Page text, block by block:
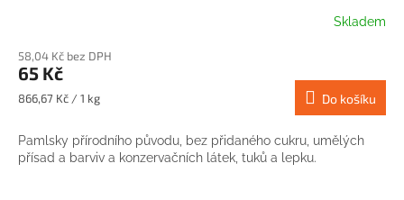
Skladem
58,04 Kč bez DPH
65 Kč
Měrná
866,67 Kč / 1 kg Do košíku
Pamlsky přírodního původu, bez přidaného cukru, umělých
přísad a barviv a konzervačních látek, tuků a lepku.